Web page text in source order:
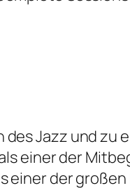
des Jazz und
einer der
einer der